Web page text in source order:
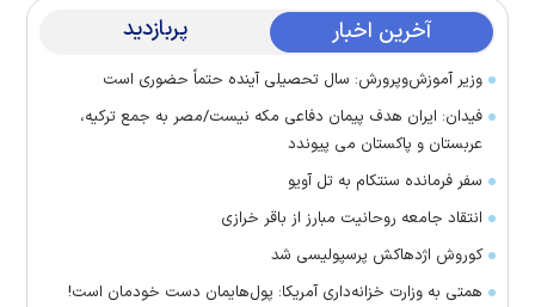
آخرین اخبار پربازدید
وزیر آموزش‌وپرورش: سال تحصیلی آینده حتماً حضوری است
فیدان: ایران هدف پیمان دفاعی مکه نیست/مصر به جمع ترکیه،
عربستان و پاکستان می پیوندد
سفر فرمانده سنتکام به تل آویو
انتقاد جامعه روحانیت مبارز از باقر خرازی
کوروش اژدهاکش پرسپولیسی شد
همتی به وزارت خزانه‌داری آمریکا: پول‌هایمان دست خودمان است!